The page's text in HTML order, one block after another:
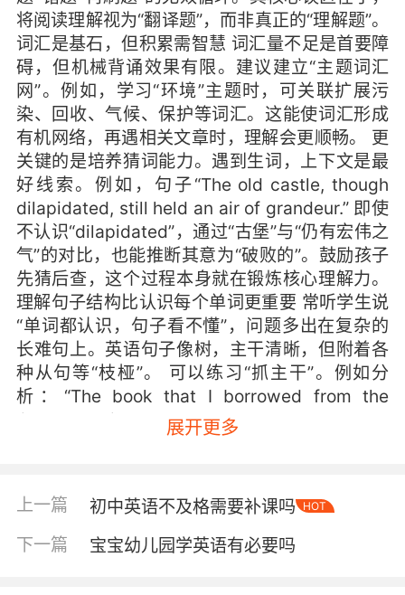
将阅读理解视为“翻译题”，而非真正的“理解题”。
词汇是基石，但积累需智慧 词汇量不足是首要障
碍，但机械背诵效果有限。建议建立“主题词汇
网”。例如，学习“环境”主题时，可关联扩展污
染、回收、气候、保护等词汇。这能使词汇形成
有机网络，再遇相关文章时，理解会更顺畅。 更
关键的是培养猜词能力。遇到生词，上下文是最
好线索。例如，句子“The old castle, though
dilapidated, still held an air of grandeur.” 即使
不认识“dilapidated”，通过“古堡”与“仍有宏伟之
气”的对比，也能推断其意为“破败的”。鼓励孩子
先猜后查，这个过程本身就在锻炼核心理解力。
理解句子结构比认识每个单词更重要 常听学生说
“单词都认识，句子看不懂”，问题多出在复杂的
长难句上。英语句子像树，主干清晰，但附着各
种从句等“枝桠”。 可以练习“抓主干”。例如分
析：“The book that I borrowed from the
library, which was recommended by my
English teacher, has profoundly changed my
changed my perspective.”。然后看修饰：“that
I borrowed…”修饰“book”；“which was
recommended…”根据逻辑也修饰“book”。这样
层层剥离，句子就清晰了。每天分析一两个长难
展开更多
上一篇 初中英语不及格需要补课吗 HOT
下一篇 宝宝幼儿园学英语有必要吗